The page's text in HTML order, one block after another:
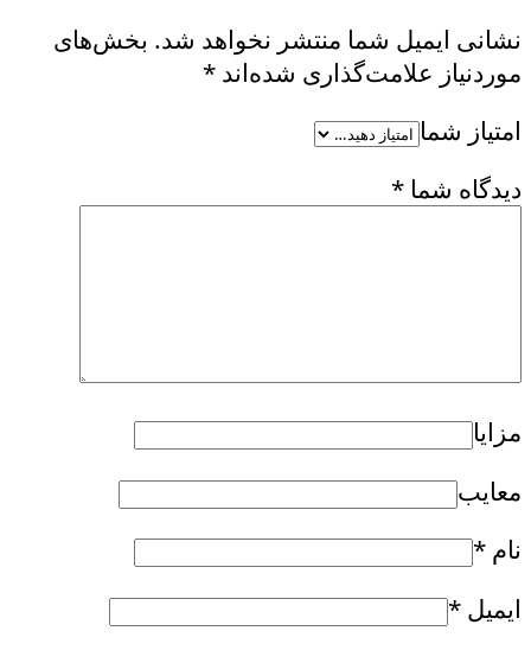
نشانی ایمیل شما منتشر نخواهد شد. بخش‌های
موردنیاز علامت‌گذاری شده‌اند *
امتیاز شما
دیدگاه شما *
مزایا
معایب
نام *
ایمیل *